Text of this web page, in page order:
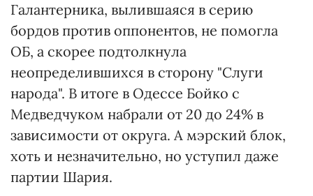
Галантерника, вылившаяся в серию
бордов против оппонентов, не помогла
ОБ, а скорее подтолкнула
неопределившихся в сторону "Слуги
народа". В итоге в Одессе Бойко с
Медведчуком набрали от 20 до 24% в
зависимости от округа. А мэрский блок,
хоть и незначительно, но уступил даже
партии Шария.